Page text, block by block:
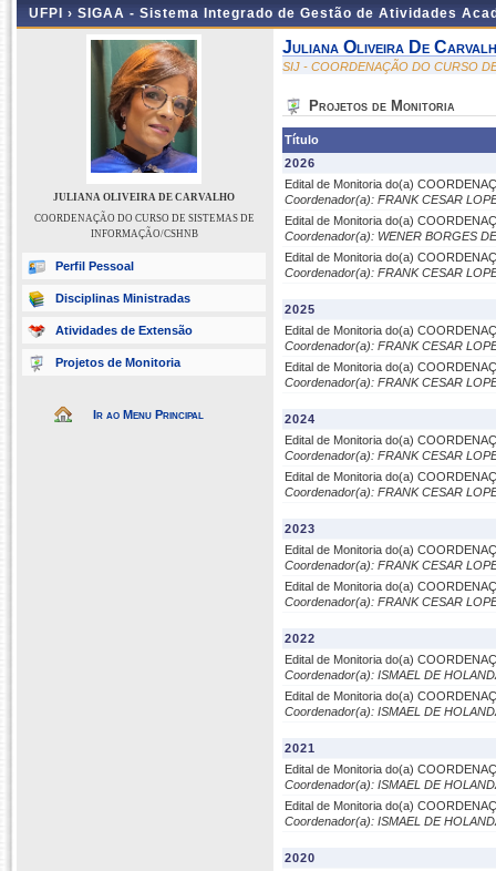
UFPI › SIGAA - Sistema Integrado de Gestão de Atividades
JULIANA OLIVEIRA DE CARVALHO
COORDENAÇÃO DO CURSO DE SISTEMAS DE
INFORMAÇÃO/CSHNB
Perfil Pessoal
Disciplinas Ministradas
Atividades de Extensão
Projetos de Monitoria
Ir ao Menu Principal
Juliana Oliveira De
SIJ - COORDENAÇÃO DO CURSO
Projetos de Monitoria
Título
2026
Edital de Monitoria do(a)
Coordenador(a): FRANK CESAR
Edital de Monitoria do(a)
Coordenador(a): WENER BORGES
Edital de Monitoria do(a)
Coordenador(a): FRANK CESAR
2025
Edital de Monitoria do(a)
Coordenador(a): FRANK CESAR
Edital de Monitoria do(a)
Coordenador(a): FRANK CESAR
2024
Edital de Monitoria do(a)
Coordenador(a): FRANK CESAR
Edital de Monitoria do(a)
Coordenador(a): FRANK CESAR
2023
Edital de Monitoria do(a)
Coordenador(a): FRANK CESAR
Edital de Monitoria do(a)
Coordenador(a): FRANK CESAR
2022
Edital de Monitoria do(a)
Coordenador(a): ISMAEL DE
Edital de Monitoria do(a)
Coordenador(a): ISMAEL DE
2021
Edital de Monitoria do(a)
Coordenador(a): ISMAEL DE
Edital de Monitoria do(a)
Coordenador(a): ISMAEL DE
2020